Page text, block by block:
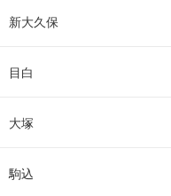
新大久保
目白
大塚
駒込